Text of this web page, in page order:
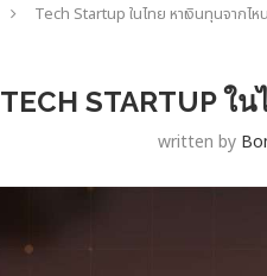
Tech Startup ในไทย หาเงินทุนจากไห
TECH STARTUP ใ
written by